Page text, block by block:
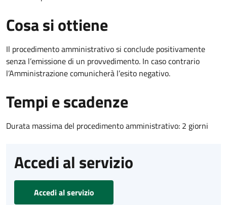
Cosa si ottiene
Il procedimento amministrativo si conclude positivamente
senza l’emissione di un provvedimento. In caso contrario
l’Amministrazione comunicherà l’esito negativo.
Tempi e scadenze
Durata massima del procedimento amministrativo: 2 giorni
Accedi al servizio
Accedi al servizio